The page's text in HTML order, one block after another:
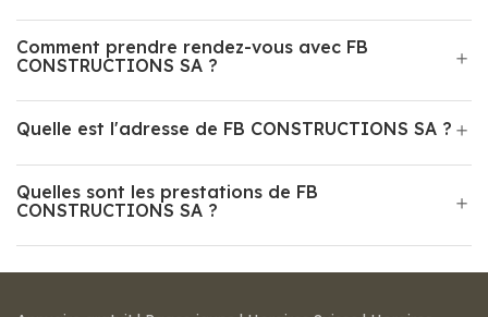
Comment prendre rendez-vous avec FB
CONSTRUCTIONS SA ?
Quelle est l'adresse de FB CONSTRUCTIONS SA ?
Quelles sont les prestations de FB
CONSTRUCTIONS SA ?